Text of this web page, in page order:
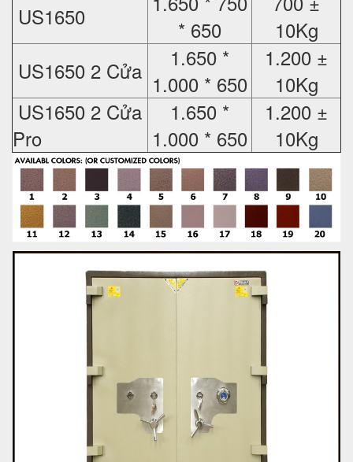
US1650
* 650
10Kg
US1650 2 Cửa
1.650 *
1.000 * 650
1.200 ±
10Kg
US1650 2 Cửa
Pro
1.650 *
1.000 * 650
1.200 ±
10Kg